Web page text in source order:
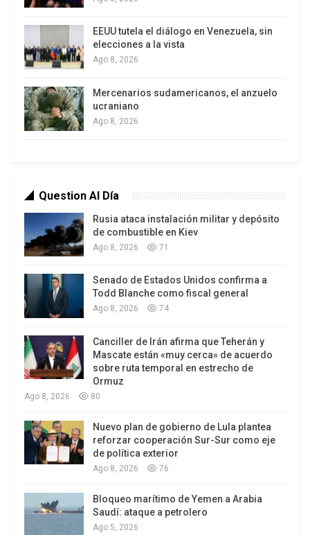
EEUU tutela el diálogo en Venezuela, sin
elecciones a la vista
Ago 8, 2026
Mercenarios sudamericanos, el anzuelo
ucraniano
Ago 8, 2026
Question Al Día
Rusia ataca instalación militar y depósito
de combustible en Kiev
Ago 8, 2026 71
Senado de Estados Unidos confirma a
Todd Blanche como fiscal general
Ago 8, 2026 74
Canciller de Irán afirma que Teherán y
Mascate están «muy cerca» de acuerdo
sobre ruta temporal en estrecho de
Ormuz
Ago 8, 2026 80
Nuevo plan de gobierno de Lula plantea
reforzar cooperación Sur-Sur como eje
de política exterior
Ago 8, 2026 76
Bloqueo marítimo de Yemen a Arabia
Saudí: ataque a petrolero
Ago 5, 2026